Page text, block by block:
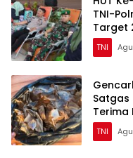
TNI-
Target
TNI
Satgas
Terima
TNI